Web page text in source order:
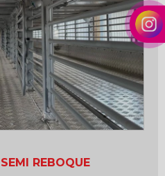
venda
toco
REBOQUE